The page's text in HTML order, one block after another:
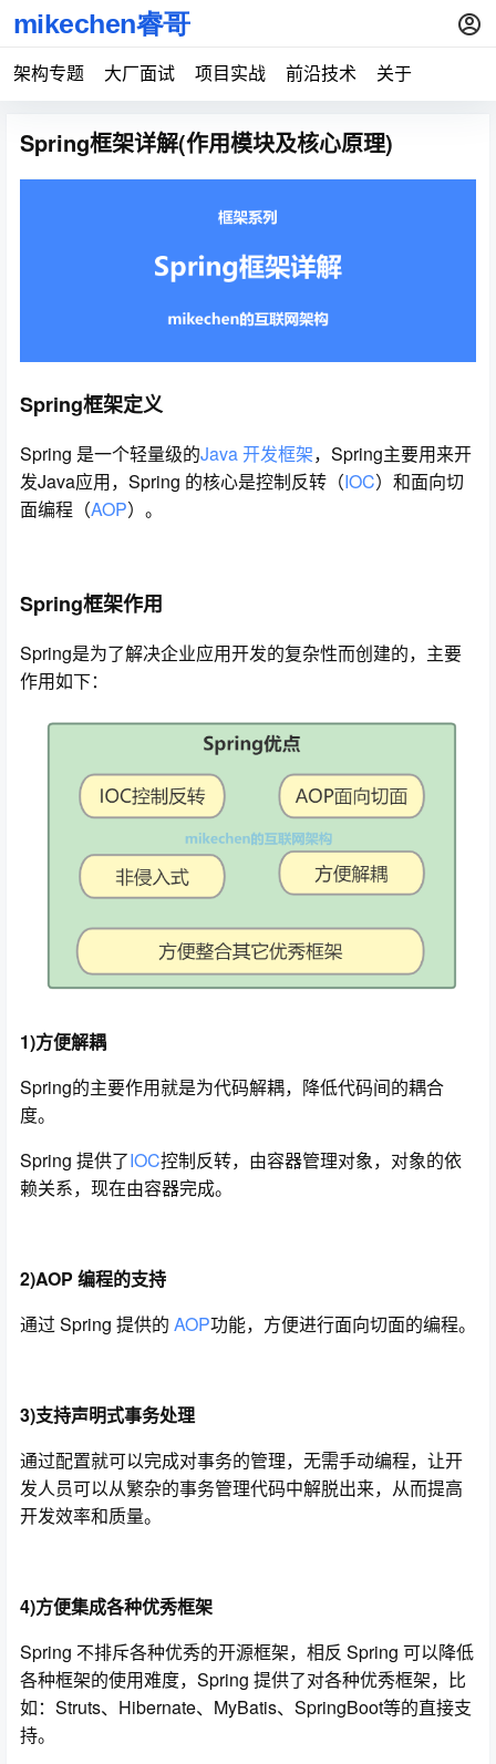
架构专题 大厂面试 项目实战 前沿技术 关于
Spring框架详解(作用模块及核心原理)
Spring框架定义
Spring 是一个轻量级的Java 开发框架，Spring主要用来开
发Java应用，Spring 的核心是控制反转（IOC）和面向切
面编程（AOP）。
Spring框架作用
Spring是为了解决企业应用开发的复杂性而创建的，主要
作用如下：
1)方便解耦
Spring的主要作用就是为代码解耦，降低代码间的耦合
度。
Spring 提供了IOC控制反转，由容器管理对象，对象的依
赖关系，现在由容器完成。
2)AOP 编程的支持
通过 Spring 提供的 AOP功能，方便进行面向切面的编程。
3)支持声明式事务处理
通过配置就可以完成对事务的管理，无需手动编程，让开
发人员可以从繁杂的事务管理代码中解脱出来，从而提高
开发效率和质量。
4)方便集成各种优秀框架
Spring 不排斥各种优秀的开源框架，相反 Spring 可以降低
各种框架的使用难度，Spring 提供了对各种优秀框架，比
如：Struts、Hibernate、MyBatis、SpringBoot等的直接支
持。